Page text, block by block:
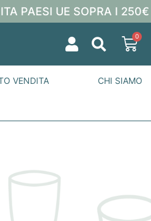
PAESI UE SOPRA I 250€
0
VENDITA CHI SIAMO